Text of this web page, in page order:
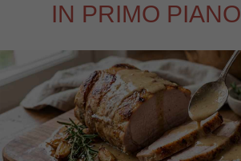
IN PRIMO PIANO